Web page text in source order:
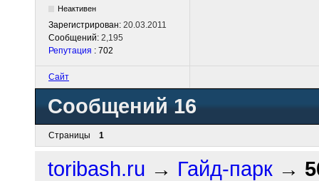
Неактивен
Зарегистрирован: 20.03.2011
Сообщений: 2,195
Репутация : 702
Сайт
Сообщений 16
Страницы 1
toribash.ru → Гайд-парк →